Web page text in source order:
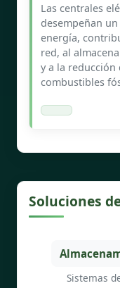
Las centrales
desempeñan
energía,
red, al
y a la reducción
combustibles
Soluciones
Sistemas